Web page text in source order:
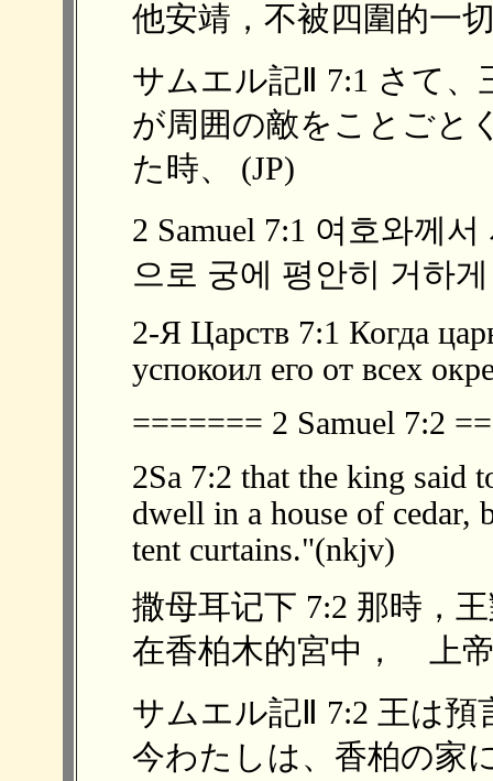
他安靖，不被四圍的一
サムエル記Ⅱ 7:1 さて
が周囲の敵をことごと
た時、 (JP)
2 Samuel 7:1 여호와께
으로 궁에 평안히 거하
2-Я Царств 7:1 Когда
успокоил его от всех
======= 2 Samuel 7:2
2Sa 7:2 that the king said
dwell in a house of cedar,
tent curtains."(nkjv)
撒母耳记下 7:2 那時，
在香柏木的宮中， 上
サムエル記Ⅱ 7:2 王は
今わたしは、香柏の家